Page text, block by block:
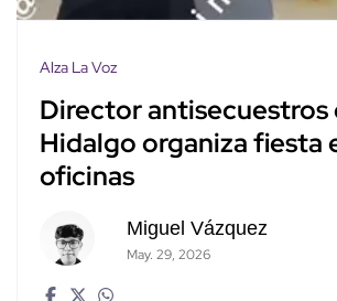
Alza La Voz
Director antisecuestros
Hidalgo organiza fiesta
oficinas
Miguel Vázquez
May. 29, 2026